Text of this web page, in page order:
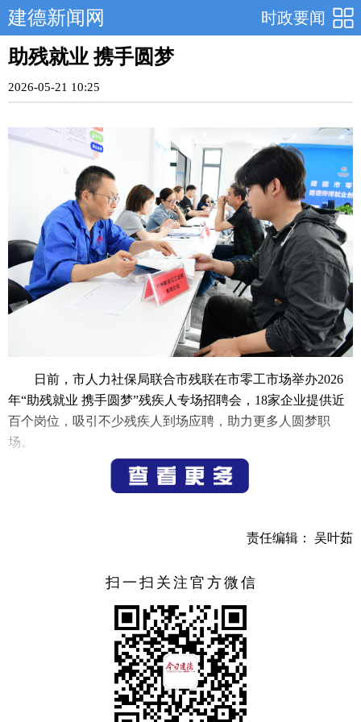
时政要闻
建德新闻网
助残就业 携手圆梦
2026-05-21 10:25
日前，市人力社保局联合市残联在市零工市场举办2026
年“助残就业 携手圆梦”残疾人专场招聘会，18家企业提供近
百个岗位，吸引不少残疾人到场应聘，助力更多人圆梦职
场。
责任编辑： 吴叶茹
扫一扫关注官方微信